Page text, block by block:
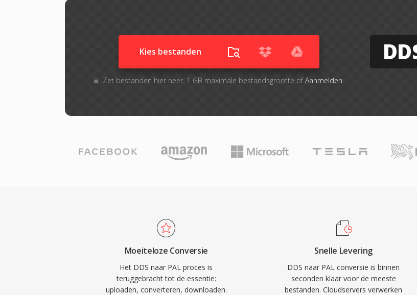
Kies bestanden
Zet bestanden hier neer. 1 GB maximale bestandsgrootte ofAanmelden
Moeiteloze Conversie
Het DDS naar PAL proces is
teruggebracht tot de essentie:
uploaden, converteren, downloaden.
Snelle Levering
DDS naar PAL conversie is binnen
seconden klaar voor de meeste
bestanden. Cloudservers verwerken